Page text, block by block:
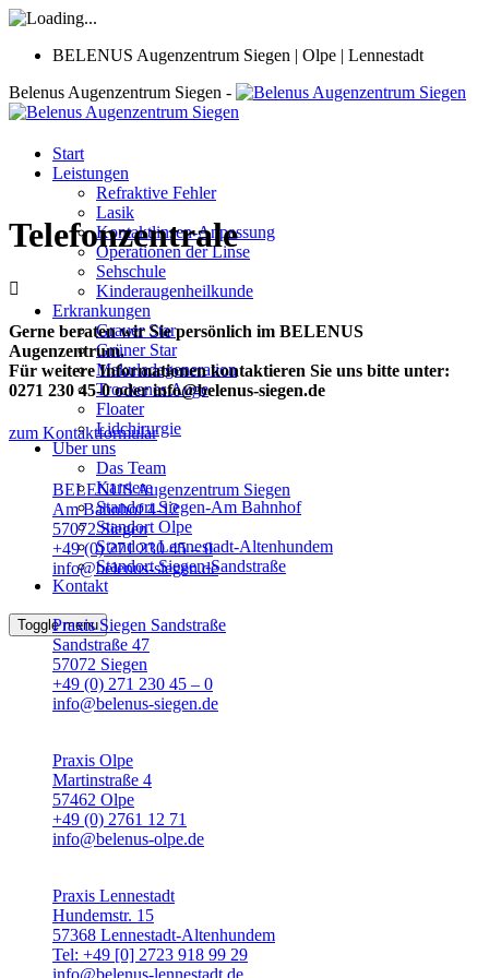
BELENUS Augenzentrum Siegen | Olpe | Lennestadt
Belenus Augenzentrum Siegen -
Start
Leistungen
Refraktive Fehler
Lasik
Kontaktlinsen-Anpassung
Operationen der Linse
Sehschule
Kinderaugenheilkunde
Erkrankungen
Grauer Star
Grüner Star
Makuladegeneration
Trockenes Auge
Floater
Lidchirurgie
Über uns
Das Team
Karriere
Standort Siegen-Am Bahnhof
Standort Olpe
Standort Lennestadt-Altenhundem
Standort Siegen-Sandstraße
Kontakt
Toggle menu
Telefonzentrale
Gerne beraten wir Sie persönlich im BELENUS
Augenzentrum.
Für weitere Informationen kontaktieren Sie uns bitte unter:
0271 230 45-0 oder info@belenus-siegen.de
zum Kontaktformular
BELENUS Augenzentrum Siegen
Am Bahnhof 4-12
57072 Siegen
+49 (0) 271 230 45 – 0
info@belenus-siegen.de
Praxis Siegen Sandstraße
Sandstraße 47
57072 Siegen
+49 (0) 271 230 45 – 0
info@belenus-siegen.de
Praxis Olpe
Martinstraße 4
57462 Olpe
+49 (0) 2761 12 71
info@belenus-olpe.de
Praxis Lennestadt
Hundemstr. 15
57368 Lennestadt-Altenhundem
Tel: +49 [0] 2723 918 99 29